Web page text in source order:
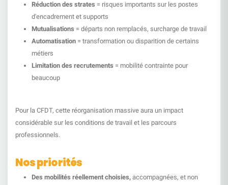
Réduction des strates = risques importants sur les postes
d'encadrement et supports
Mutualisations = départs non remplacés, surcharge de travail
Automatisation = transformation ou disparition de certains
métiers
Limitation des recrutements = mobilité contrainte pour
beaucoup
Pour la CFDT, cette réorganisation massive aura un impact
considérable sur les conditions de travail et les parcours
professionnels.
Nos priorités
Des mobilités réellement choisies, accompagnées, et non